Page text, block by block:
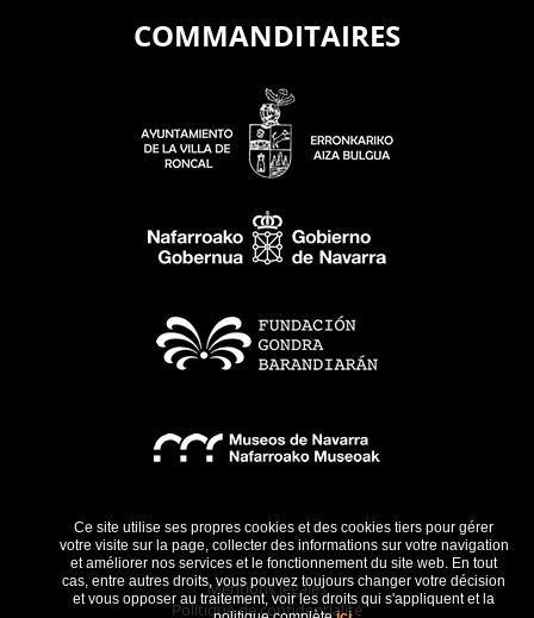
Ce site utilise ses propres cookies et des cookies tiers pour gérer
votre visite sur la page, collecter des informations sur votre navigation
et améliorer nos services et le fonctionnement du site web. En tout
cas, entre autres droits, vous pouvez toujours changer votre décision
et vous opposer au traitement, voir les droits qui s'appliquent et la
COMMANDITAIRES
Mentions légales
Politique de confidentialité